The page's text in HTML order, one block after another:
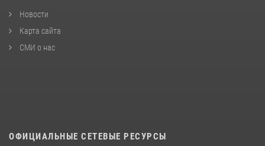
Новости
Карта сайта
СМИ о нас
ОФИЦИАЛЬНЫЕ СЕТЕВЫЕ РЕСУРСЫ